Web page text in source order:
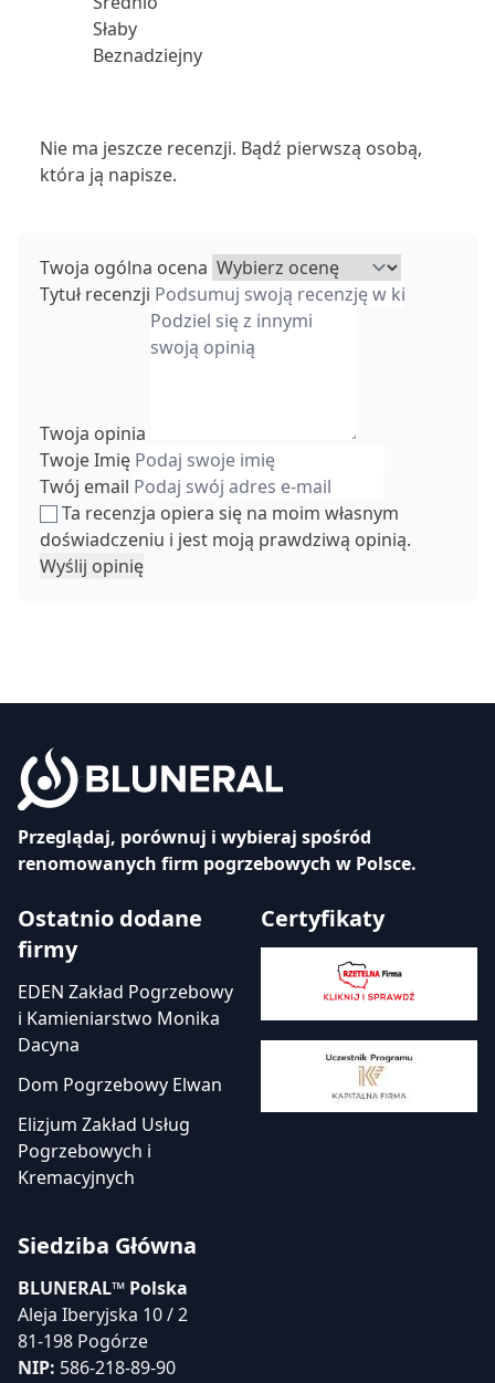
Słaby
Beznadziejny
Nie ma jeszcze recenzji. Bądź pierwszą osobą,
która ją napisze.
Twoja ogólna ocena
Tytuł recenzji
Twoja opinia
Twoje Imię
Twój email
Ta recenzja opiera się na moim własnym
doświadczeniu i jest moją prawdziwą opinią.
Wyślij opinię
Przeglądaj, porównuj i wybieraj spośród
renomowanych firm pogrzebowych w Polsce.
Ostatnio dodane
firmy
EDEN Zakład Pogrzebowy
i Kamieniarstwo Monika
Dacyna
Dom Pogrzebowy Elwan
Elizjum Zakład Usług
Pogrzebowych i
Kremacyjnych
Certyfikaty
Siedziba Główna
BLUNERAL™ Polska
Aleja Iberyjska 10 / 2
81-198 Pogórze
NIP: 586-218-89-90